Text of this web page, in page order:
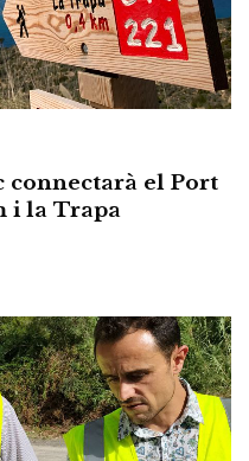
connectarà el Port
i la Trapa